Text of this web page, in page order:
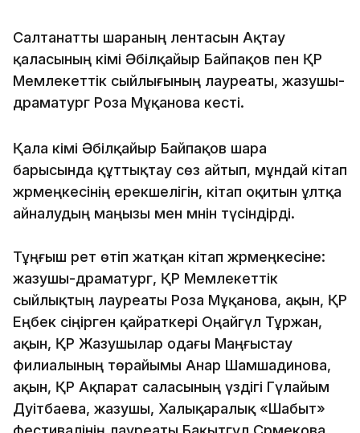
Салтанатты шараның лентасын Ақтау
қаласының әкімі Әбілқайыр Байпақов пен ҚР
Мемлекеттік сыйлығының лауреаты, жазушы-
драматург Роза Мұқанова кесті.
Қала әкімі Әбілқайыр Байпақов шара
барысында құттықтау сөз айтып, мұндай кітап
жәрмеңкесінің ерекшелігін, кітап оқитын ұлтқа
айналудың маңызы мен мәнін түсіндірді.
Тұңғыш рет өтіп жатқан кітап жәрмеңкесіне:
жазушы-драматург, ҚР Мемлекеттік
сыйлықтың лауреаты Роза Мұқанова, ақын, ҚР
Еңбек сіңірген қайраткері Оңайгүл Тұржан,
ақын, ҚР Жазушылар одағы Маңғыстау
филиалының төрайымы Анар Шамшадинова,
ақын, ҚР Ақпарат саласының үздігі Гүлайым
Дәуітбаева, жазушы, Халықаралық «Шабыт»